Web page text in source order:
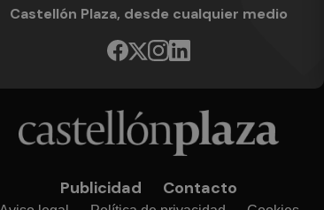
Castellón Plaza, desde cualquier medio
Publicidad Contacto